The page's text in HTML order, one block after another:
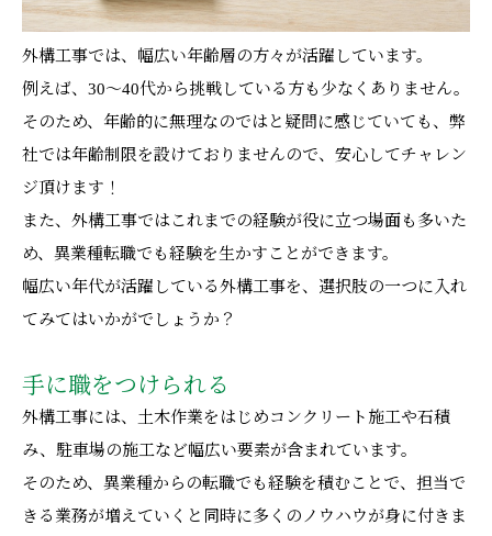
外構工事では、幅広い年齢層の方々が活躍しています。
例えば、30～40代から挑戦している方も少なくありません。
そのため、年齢的に無理なのではと疑問に感じていても、弊
社では年齢制限を設けておりませんので、安心してチャレン
ジ頂けます！
また、外構工事ではこれまでの経験が役に立つ場面も多いた
め、異業種転職でも経験を生かすことができます。
幅広い年代が活躍している外構工事を、選択肢の一つに入れ
てみてはいかがでしょうか？
手に職をつけられる
外構工事には、土木作業をはじめコンクリート施工や石積
み、駐車場の施工など幅広い要素が含まれています。
そのため、異業種からの転職でも経験を積むことで、担当で
きる業務が増えていくと同時に多くのノウハウが身に付きま